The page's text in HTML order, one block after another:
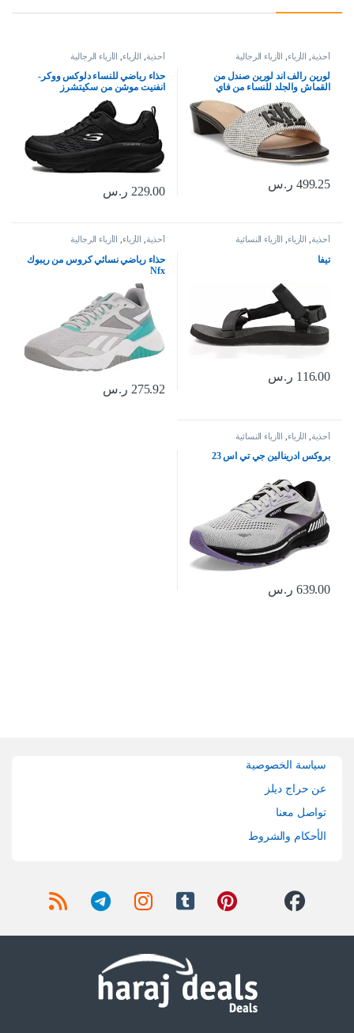
أحذية الأزياء الأزياء الرجالية
لورين رالف اند لورين صندل من
القماش والجلد للنساء من فاي
499.25 ر.س
أحذية الأزياء الأزياء الرجالية
حذاء رياضي للنساء دلوكس ووكر-
انفنيت موشن من سكيتشرز
229.00 ر.س
أحذية الأزياء الأزياء النسائية
تيفا
116.00 ر.س
أحذية الأزياء الأزياء الرجالية
حذاء رياضي نسائي كروس من ريبوك
Nfx
275.92 ر.س
أحذية الأزياء الأزياء النسائية
بروكس ادرينالين جي تي اس 23
639.00 ر.س
سياسة الخصوصية
عن حراج ديلز
تواصل معنا
الأحكام والشروط